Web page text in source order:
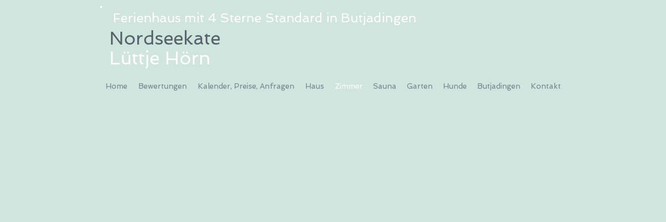
Ferienhaus mit 4 Sterne Standard in Butjadingen
Nordseekate
Lüttje Hörn
Home Bewertungen Kalender, Preise, Anfragen Haus Zimmer Sauna Garten Hunde Butjadingen Kontakt